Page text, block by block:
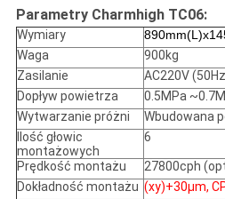
Parametry Charmhigh TC06:
Wymiary
Waga
900kg
Zasilanie
AC220V
Dopływ powietrza
0.5MPa
Wytwarzanie próżni
Wbudowana
Ilość głowic
montażowych
6
Prędkość montażu
27800cph
Dokładność montażu (xy)+30μm,